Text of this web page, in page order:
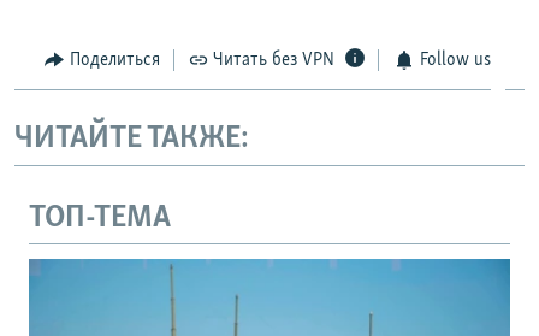
Поделиться Читать без VPN Follow us
ЧИТАЙТЕ ТАКЖЕ:
ТОП-ТЕМА